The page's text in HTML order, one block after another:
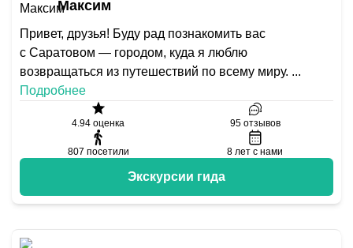
Максим
Привет, друзья! Буду рад познакомить вас
с Саратовом — городом, куда я люблю
возвращаться из путешествий по всему миру. ...
Подробнее
4.94 оценка 95 отзывов
807 посетили 8 лет с нами
Экскурсии гида